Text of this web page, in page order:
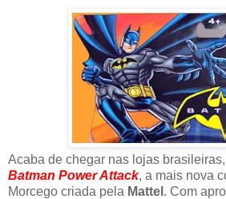
Acaba de chegar nas lojas
Batman Power Attack, a mais nova
Morcego criada pela Mattel . Com